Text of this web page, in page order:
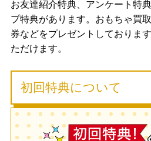
お友達紹介特典、アンケート特
プ特典があります。おもちゃ買
券などをプレゼントしておりま
ただけます。
初回特典について